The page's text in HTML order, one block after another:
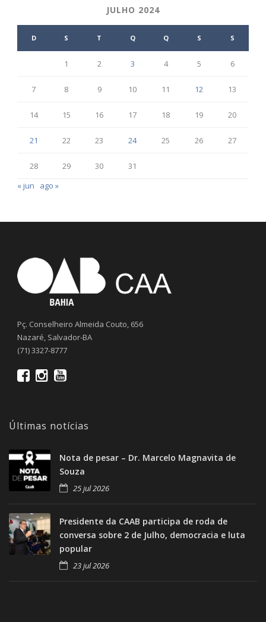
JULHO 2024
D S T Q Q S S
1 2 3 4 5 6
7 8 9 10 11 12 13
14 15 16 17 18 19 20
21 22 23 24 25 26 27
28 29 30
31
« jun
ago »
Pç. Conselheiro Almeida Couto, 656
Nazaré, Salvador-BA
(71) 3327-8777
Últimas notícias
Nota de pesar – Dr. Marcelo Magnavita de
Souza
25 jul 2026
Presidente da CAAB participa de roda de
conversa sobre 2 de Julho, democracia e luta
popular
23 jul 2026